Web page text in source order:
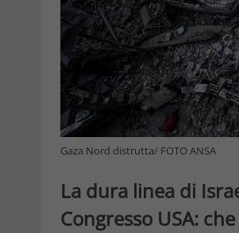
Gaza Nord distrutta/ FOTO ANSA
La dura linea di
Congresso USA: che